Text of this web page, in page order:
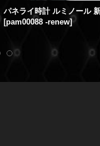
パネライ時計 ルミノール
[pam00088 -renew]